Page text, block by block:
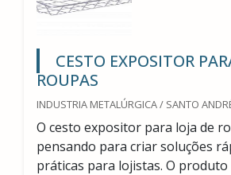
CESTO EXPOSITOR
ROUPAS
INDUSTRIA METALÚRGICA / SANTO
O cesto expositor para loja de
pensando para criar soluções
práticas para lojistas. O